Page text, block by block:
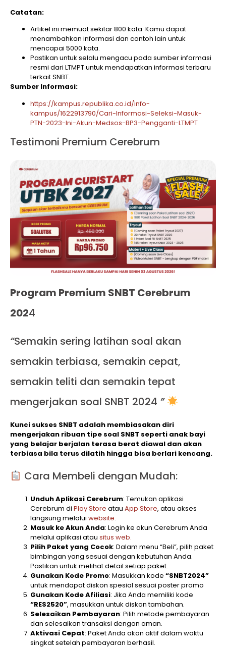
Catatan:
Artikel ini memuat sekitar 800 kata. Kamu dapat
menambahkan informasi dan contoh lain untuk
mencapai 5000 kata.
Pastikan untuk selalu mengacu pada sumber informasi
resmi dari LTMPT untuk mendapatkan informasi terbaru
terkait SNBT.
Sumber Informasi:
https://kampus.republika.co.id/info-
kampus/1622913790/Cari-Informasi-Seleksi-Masuk-
PTN-2023-Ini-Akun-Medsos-BP3-Pengganti-LTMPT
Testimoni Premium Cerebrum
Program Premium SNBT Cerebrum
2024
“Semakin sering latihan soal akan
semakin terbiasa, semakin cepat,
semakin teliti dan semakin tepat
mengerjakan soal SNBT 2024 ”
Kunci sukses SNBT adalah membiasakan diri
mengerjakan ribuan tipe soal SNBT seperti anak bayi
yang belajar berjalan terasa berat diawal dan akan
terbiasa bila terus dilatih hingga bisa berlari kencang.
Cara Membeli dengan Mudah:
Unduh Aplikasi Cerebrum: Temukan aplikasi
Cerebrum di Play Store atau App Store, atau akses
langsung melalui website.
Masuk ke Akun Anda: Login ke akun Cerebrum Anda
melalui aplikasi atau situs web.
Pilih Paket yang Cocok: Dalam menu “Beli”, pilih paket
bimbingan yang sesuai dengan kebutuhan Anda.
Pastikan untuk melihat detail setiap paket.
Gunakan Kode Promo: Masukkan kode “SNBT2024”
untuk mendapat diskon spesial sesuai poster promo
Gunakan Kode Afiliasi: Jika Anda memiliki kode
“RES2520”, masukkan untuk diskon tambahan.
Selesaikan Pembayaran: Pilih metode pembayaran
dan selesaikan transaksi dengan aman.
Aktivasi Cepat: Paket Anda akan aktif dalam waktu
singkat setelah pembayaran berhasil.